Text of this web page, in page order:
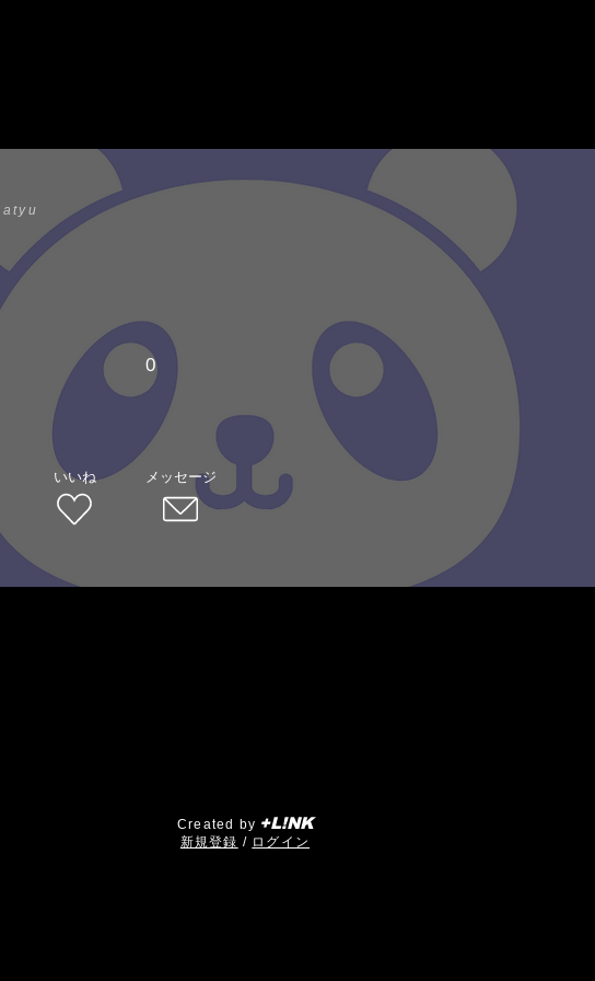
0
いいね メッセージ
Created by +L!NK
​新規登録 / ログイン